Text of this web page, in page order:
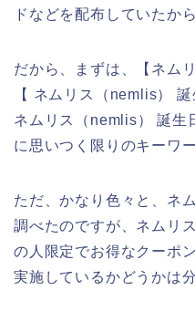
ドなどを配布していたか
だから、まずは、【ネム
【 ネムリス（nemlis）
ネムリス（nemlis） 誕生
に思いつく限りのキーワ
ただ、かなり色々と、ネ
調べたのですが、ネムリ
の人限定でお得なクーポ
実施しているかどうかは